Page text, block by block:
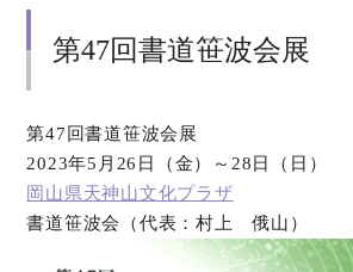
第47回書道笹波会展
第47回書道笹波会展
2023年5月26日（金）～28日（日）
岡山県天神山文化プラザ
書道笹波会（代表：村上 俄山）
関連書道展
デジタルアーカイブ
オンラインショップ